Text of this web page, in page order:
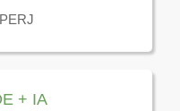
31 de dezembro de
+ IA